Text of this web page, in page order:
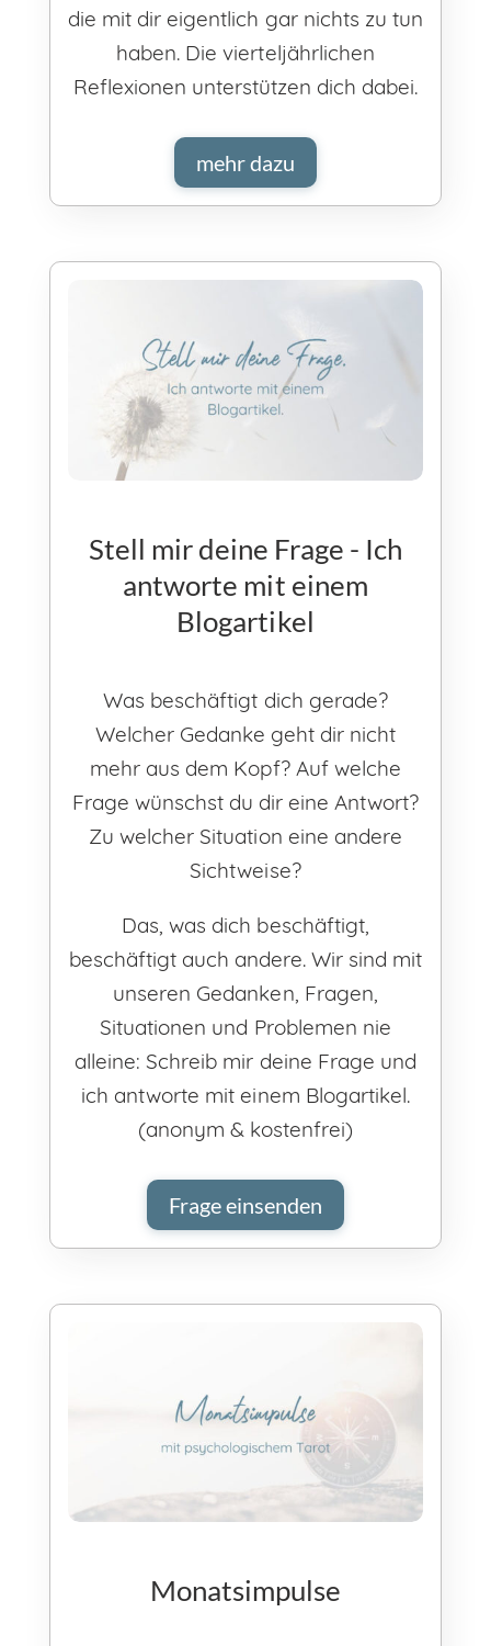
die mit dir eigentlich gar nichts zu tun
haben. Die vierteljährlichen
Reflexionen unterstützen dich dabei.
mehr dazu
Stell mir deine Frage - Ich
antworte mit einem
Blogartikel
Was beschäftigt dich gerade?
Welcher Gedanke geht dir nicht
mehr aus dem Kopf? Auf welche
Frage wünschst du dir eine Antwort?
Zu welcher Situation eine andere
Sichtweise?
Das, was dich beschäftigt,
beschäftigt auch andere. Wir sind mit
unseren Gedanken, Fragen,
Situationen und Problemen nie
alleine: Schreib mir deine Frage und
ich antworte mit einem Blogartikel.
(anonym & kostenfrei)
Frage einsenden
Monatsimpulse